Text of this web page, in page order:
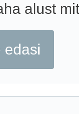
alust
edasi